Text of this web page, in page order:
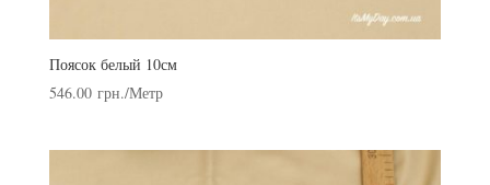
Поясок белый 10см
546.00 грн./Метр